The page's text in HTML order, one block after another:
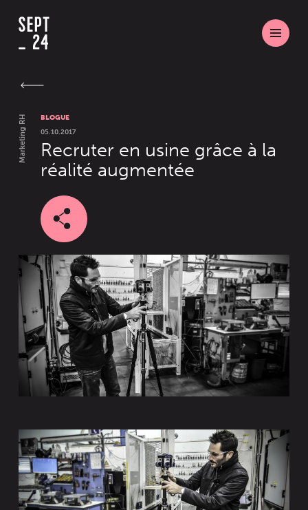
Marketing RH
BLOGUE
05.10.2017
Recruter en usine grâce à la
réalité augmentée